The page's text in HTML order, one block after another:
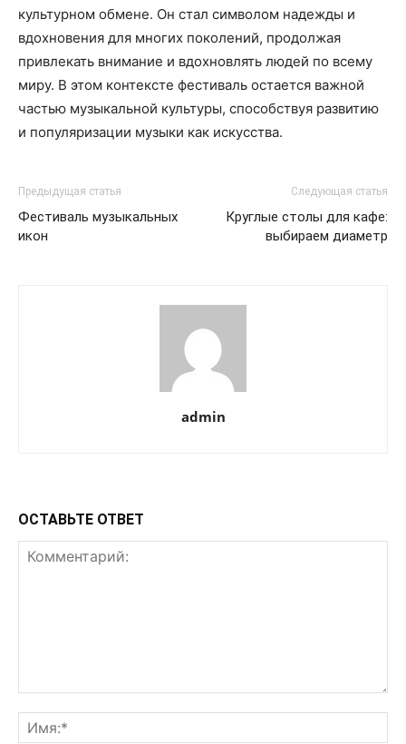
культурном обмене. Он стал символом надежды и
вдохновения для многих поколений, продолжая
привлекать внимание и вдохновлять людей по всему
миру. В этом контексте фестиваль остается важной
частью музыкальной культуры, способствуя развитию
и популяризации музыки как искусства.
Предыдущая статья
Фестиваль музыкальных
икон
Следующая статья
Круглые столы для кафе:
выбираем диаметр
admin
ОСТАВЬТЕ ОТВЕТ